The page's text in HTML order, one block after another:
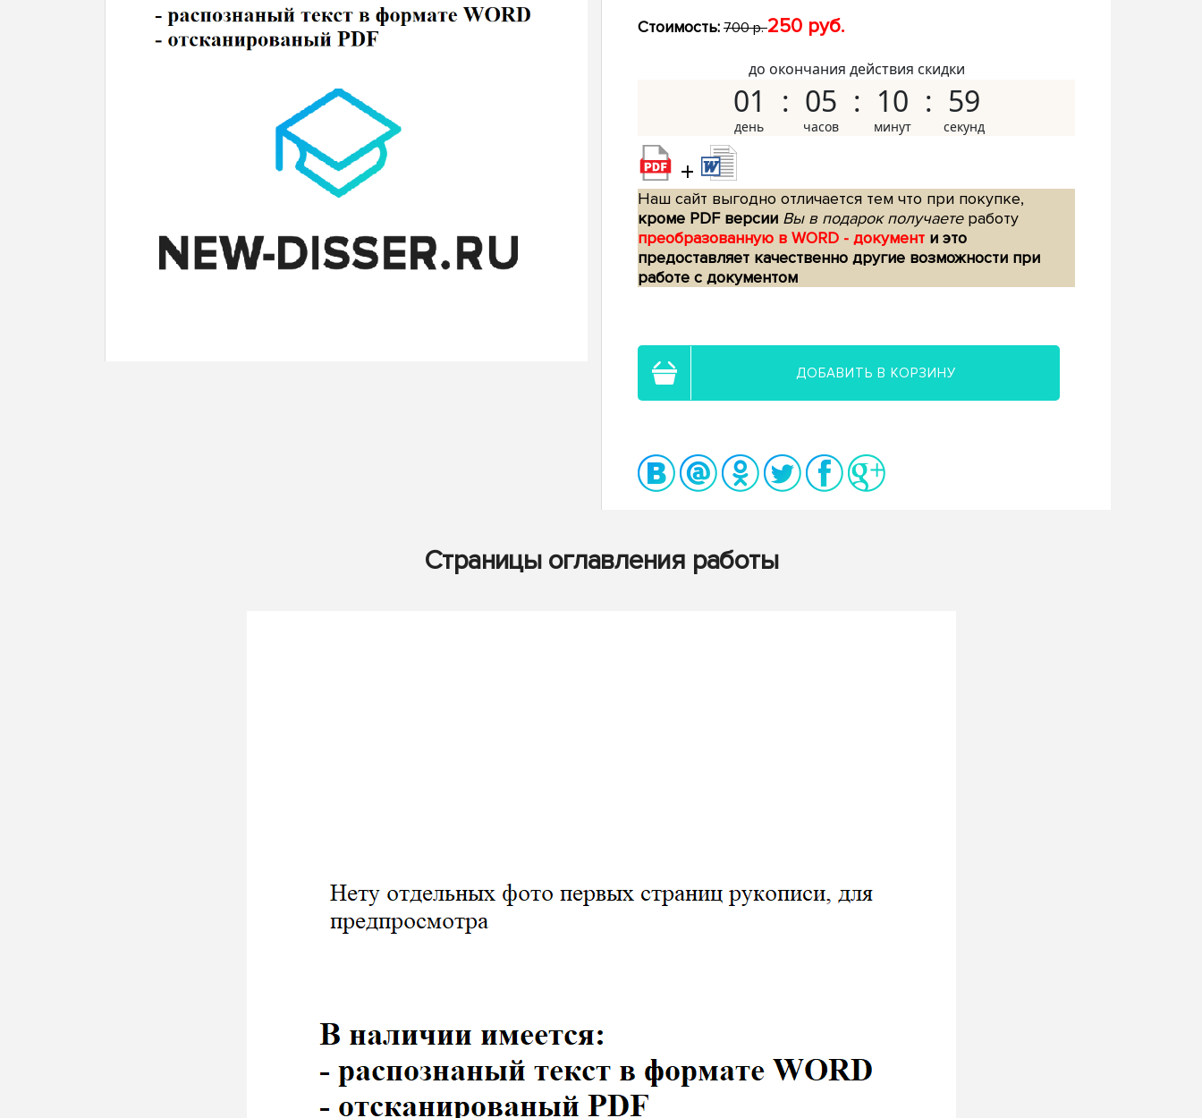
Стоимость: 700 р.250 руб.
до окончания действия скидки
01 05 10 58
+
Наш сайт выгодно отличается тем что при покупке,
кроме PDF версии Вы в подарок получаетеработу
преобразованную в WORD - документ и это
предоставляет качественно другие возможности при
работе с документом
ДОБАВИТЬ В КОРЗИНУ
Страницы оглавления работы